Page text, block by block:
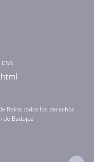
Reina todos los derechos
de Badajoz